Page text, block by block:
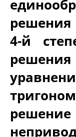
4-й